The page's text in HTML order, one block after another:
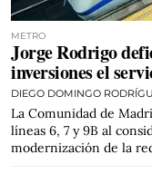
METRO
Jorge Rodrigo
inversiones el
DIEGO DOMINGO
La Comunidad de
líneas 6, 7 y 9B al
modernización de la